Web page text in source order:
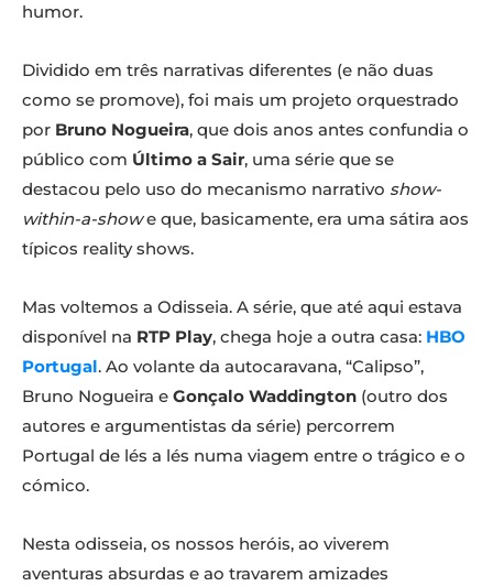
humor.
Dividido em três narrativas diferentes (e não duas
como se promove), foi mais um projeto orquestrado
por Bruno Nogueira, que dois anos antes confundia o
público com Último a Sair, uma série que se
destacou pelo uso do mecanismo narrativo show-
within-a-showe que, basicamente, era uma sátira aos
típicos reality shows.
Mas voltemos a Odisseia. A série, que até aqui estava
disponível na RTP Play, chega hoje a outra casa: HBO
Portugal. Ao volante da autocaravana, “Calipso”,
Bruno Nogueira e Gonçalo Waddington (outro dos
autores e argumentistas da série) percorrem
Portugal de lés a lés numa viagem entre o trágico e o
cómico.
Nesta odisseia, os nossos heróis, ao viverem
aventuras absurdas e ao travarem amizades